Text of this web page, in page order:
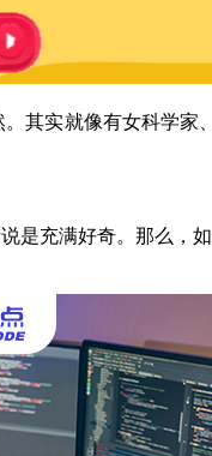
其实就像有女科学
是充满好奇。那么